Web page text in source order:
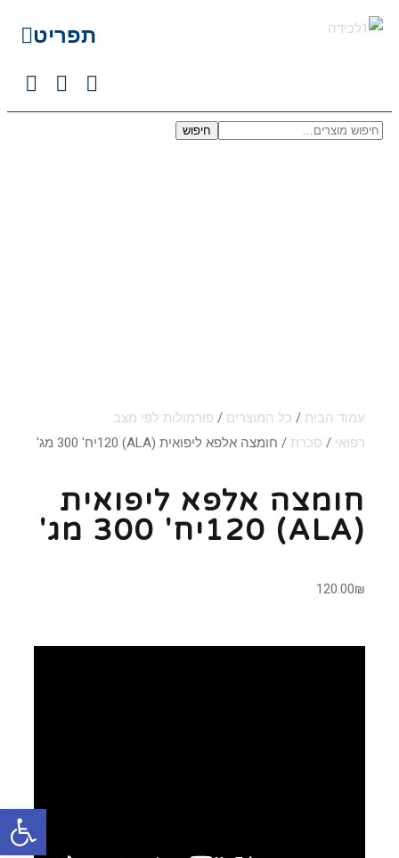
תפריט
חיפוש
עמוד הבית / כל המוצרים / פורמולות לפי מצב
רפואי / סכרת / חומצה אלפא ליפואית (ALA) 120יח' 300 מג'
חומצה אלפא ליפואית
(ALA) 120יח' 300 מג'
120.00₪
פתח